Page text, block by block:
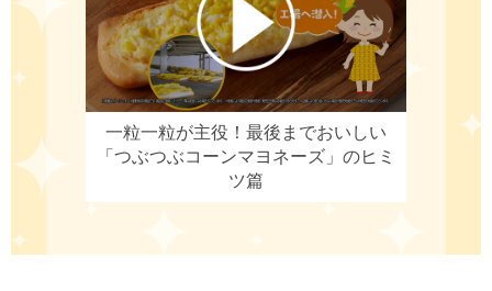
一粒一粒が主役！ 最後までおいしい
「つぶつぶコーンマヨネーズ」のヒミ
ツ篇